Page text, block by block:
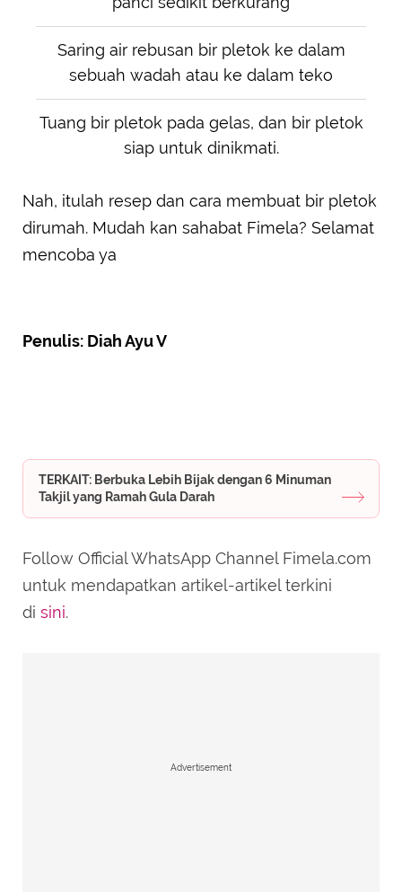
Saring air rebusan bir pletok ke dalam
sebuah wadah atau ke dalam teko
Tuang bir pletok pada gelas, dan bir pletok
siap untuk dinikmati.
Nah, itulah resep dan cara membuat bir pletok
dirumah. Mudah kan sahabat Fimela? Selamat
mencoba ya
Penulis: Diah Ayu V
TERKAIT: Berbuka Lebih Bijak dengan 6 Minuman
Takjil yang Ramah Gula Darah
Follow Official WhatsApp Channel Fimela.com
untuk mendapatkan artikel-artikel terkini
di sini.
Advertisement